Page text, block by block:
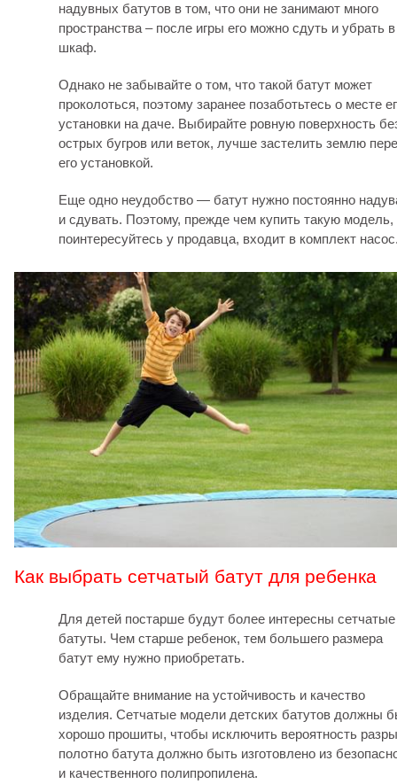
надувных батутов в том, что они не занимают много
пространства – после игры его можно сдуть и убрать в
шкаф.
Однако не забывайте о том, что такой батут может
проколоться, поэтому заранее позаботьтесь о месте
установки на даче. Выбирайте ровную поверхность
острых бугров или веток, лучше застелить землю
его установкой.
Еще одно неудобство — батут нужно постоянно
и сдувать. Поэтому, прежде чем купить такую модель,
поинтересуйтесь у продавца, входит в комплект
Как выбрать сетчатый батут для ребенка
Для детей постарше будут более интересны сетчатые
батуты. Чем старше ребенок, тем большего размера
батут ему нужно приобретать.
Обращайте внимание на устойчивость и качество
изделия. Сетчатые модели детских батутов должны
хорошо прошиты, чтобы исключить вероятность
полотно батута должно быть изготовлено из
и качественного полипропилена.